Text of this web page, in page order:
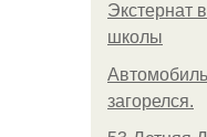
Экстернат
школы
загорелся.